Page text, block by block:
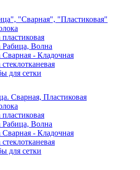
"Сварная", "Пластиковая"
пластиковая
Рабица, Волна
Сварная - Кладочная
для сетки
Сварная, Пластиковая
пластиковая
Рабица, Волна
Сварная - Кладочная
для сетки